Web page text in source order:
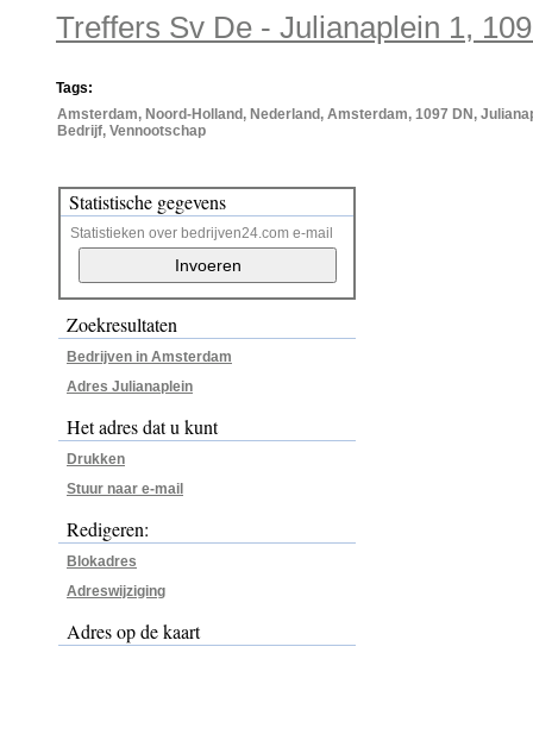
Treffers Sv De - Julianaplein 1,
Tags:
Amsterdam, Noord-Holland, Nederland, Amsterdam, 1097 DN,
Bedrijf, Vennootschap
Statistische gegevens
Statistieken over bedrijven24.com e-mail
Zoekresultaten
Bedrijven in Amsterdam
Adres Julianaplein
Het adres dat u kunt
Drukken
Stuur naar e-mail
Redigeren:
Blokadres
Adreswijziging
Adres op de kaart